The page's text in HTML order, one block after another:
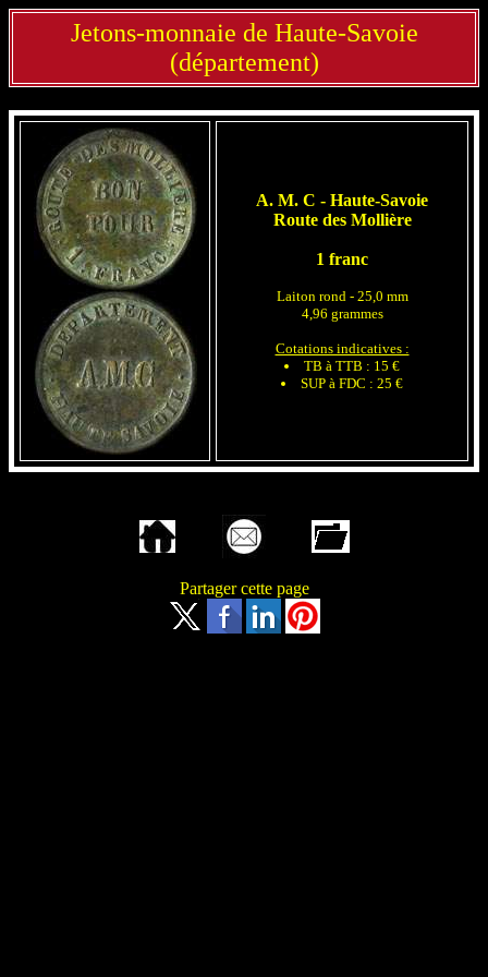
Jetons-monnaie de Haute-Savoie
(département)
A. M. C - Haute-Savoie
Route des Mollière
1 franc
Laiton rond - 25,0 mm
4,96 grammes
Cotations indicatives :
TB à TTB : 15 €
SUP à FDC : 25 €
Partager cette page